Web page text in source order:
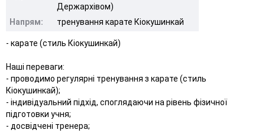
Держархівом)
Напрям:
тренування карате Кіокушинкай
- карате (стиль Кіокушинкай)
Наші переваги:
- проводимо регулярні тренування з карате (стиль
Кіокушинкай);
- індивідуальний підхід, споглядаючи на рівень фізичної
підготовки учня;
- досвідчені тренера;